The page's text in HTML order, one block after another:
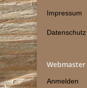
Impressum
Datenschutz
Webmaster
Anmelden